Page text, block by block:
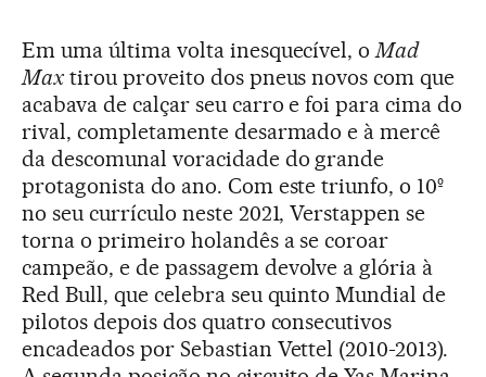
Em uma última volta inesquecível, oMad
Maxtirou proveito dos pneus novos com que
acabava de calçar seu carro e foi para cima do
rival, completamente desarmado e à mercê
da descomunal voracidade do grande
protagonista do ano. Com este triunfo, o 10º
no seu currículo neste 2021, Verstappen se
torna o primeiro holandês a se coroar
campeão, e de passagem devolve a glória à
Red Bull, que celebra seu quinto Mundial de
pilotos depois dos quatro consecutivos
encadeados por Sebastian Vettel (2010-2013).